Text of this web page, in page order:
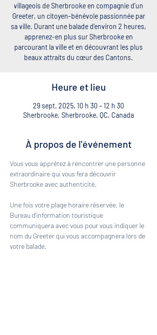
villageois de Sherbrooke en compagnie d’un
Greeter, un citoyen-bénévole passionnée par
sa ville. Durant une balade d’environ 2 heures,
apprenez-en plus sur Sherbrooke en
parcourant la ville et en découvrant les plus
beaux attraits du cœur des Cantons.
Heure et lieu
29 sept. 2025, 10 h 30 – 12 h 30
Sherbrooke, Sherbrooke, QC, Canada
À propos de l'événement
Vous vous apprêtez à rencontrer une personne
extraordinaire qui vous fera découvrir
Sherbrooke avec authenticité.
Une fois votre plage horaire réservée, le
Bureau d'information touristique
communiquera avec vous pour vous indiquer le
nom du Greeter qui vous accompagnera lors de
votre balade.